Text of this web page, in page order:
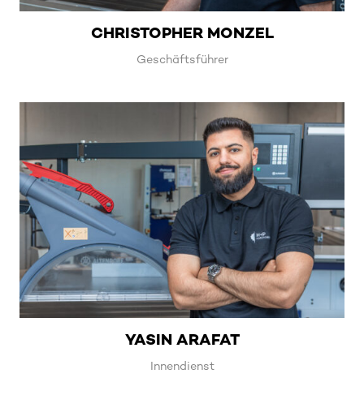
CHRISTOPHER MONZEL
Geschäftsführer
YASIN ARAFAT
Innendienst